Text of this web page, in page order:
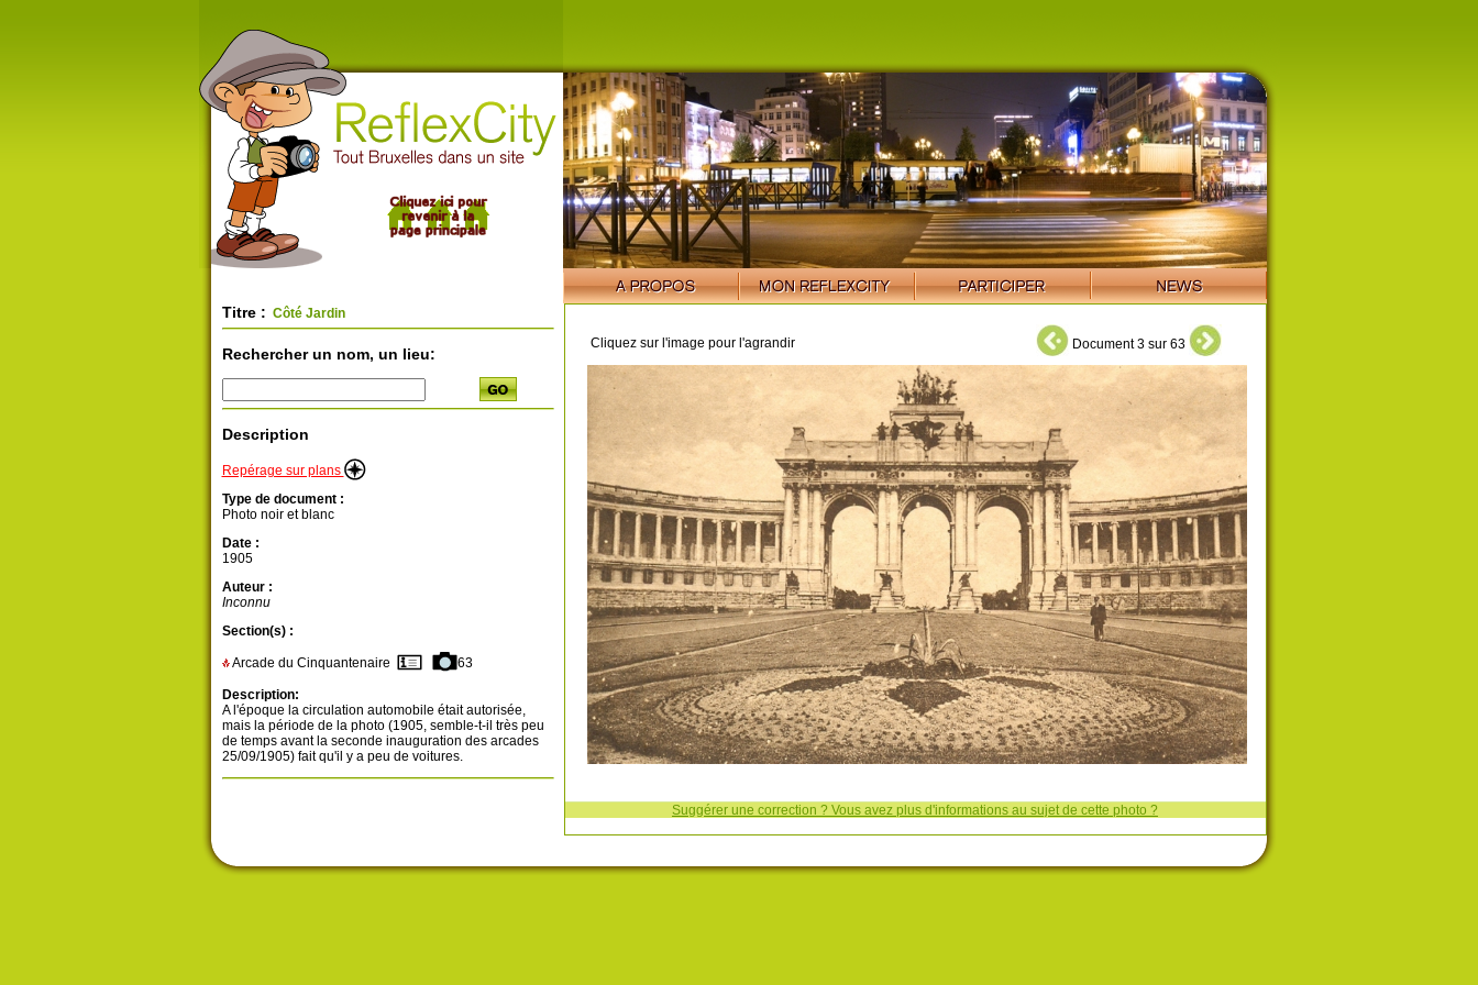
Titre : Côté Jardin
Rechercher un nom, un lieu:
Description
Repérage sur plans
Type de document :
Photo noir et blanc
Date :
1905
Auteur :
Inconnu
Section(s) :
Arcade du Cinquantenaire 63
Description:
A l'époque la circulation automobile était autorisée,
mais la période de la photo (1905, semble-t-il très peu
de temps avant la seconde inauguration des arcades
25/09/1905) fait qu'il y a peu de voitures.
Cliquez sur l'image pour l'agrandir Document 3 sur 63
Suggérer une correction ? Vous avez plus d'informations au sujet de cette photo ?